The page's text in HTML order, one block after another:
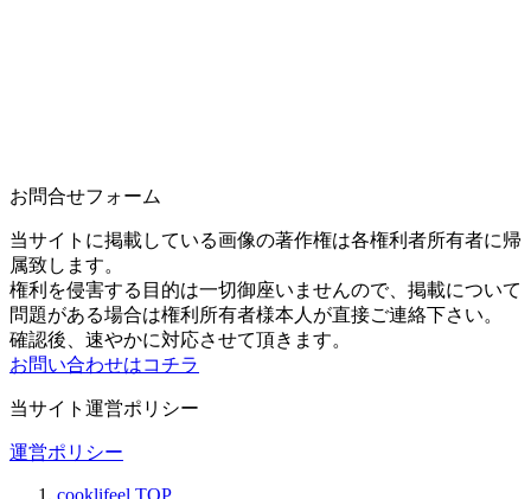
お問合せフォーム
当サイトに掲載している画像の著作権は各権利者所有者に帰
属致します。
権利を侵害する目的は一切御座いませんので、掲載について
問題がある場合は権利所有者様本人が直接ご連絡下さい。
確認後、速やかに対応させて頂きます。
お問い合わせはコチラ
当サイト運営ポリシー
運営ポリシー
cooklifeel TOP